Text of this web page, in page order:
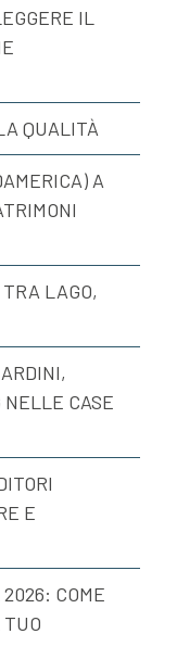
IL
QUALITÀ
A
LAGO,
CASE
E
COME